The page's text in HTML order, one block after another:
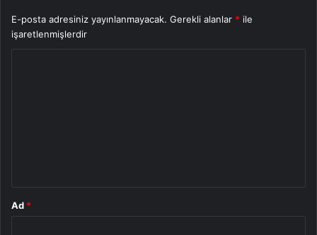
E-posta adresiniz yayınlanmayacak. Gerekli alanlar * ile
işaretlenmişlerdir
Ad *